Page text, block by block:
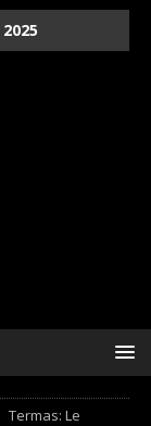
2025
Termas: Le